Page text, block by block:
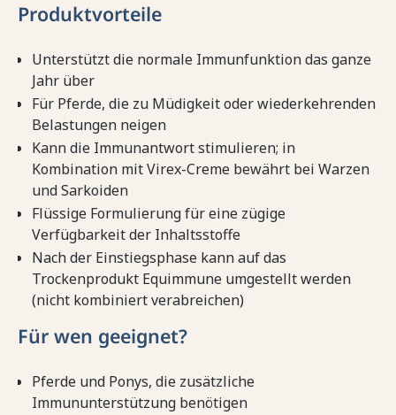
Produktvorteile
Unterstützt die normale Immunfunktion das ganze
Jahr über
Für Pferde, die zu Müdigkeit oder wiederkehrenden
Belastungen neigen
Kann die Immunantwort stimulieren; in
Kombination mit Virex-Creme bewährt bei Warzen
und Sarkoiden
Flüssige Formulierung für eine zügige
Verfügbarkeit der Inhaltsstoffe
Nach der Einstiegsphase kann auf das
Trockenprodukt Equimmune umgestellt werden
(nicht kombiniert verabreichen)
Für wen geeignet?
Pferde und Ponys, die zusätzliche
Immununterstützung benötigen